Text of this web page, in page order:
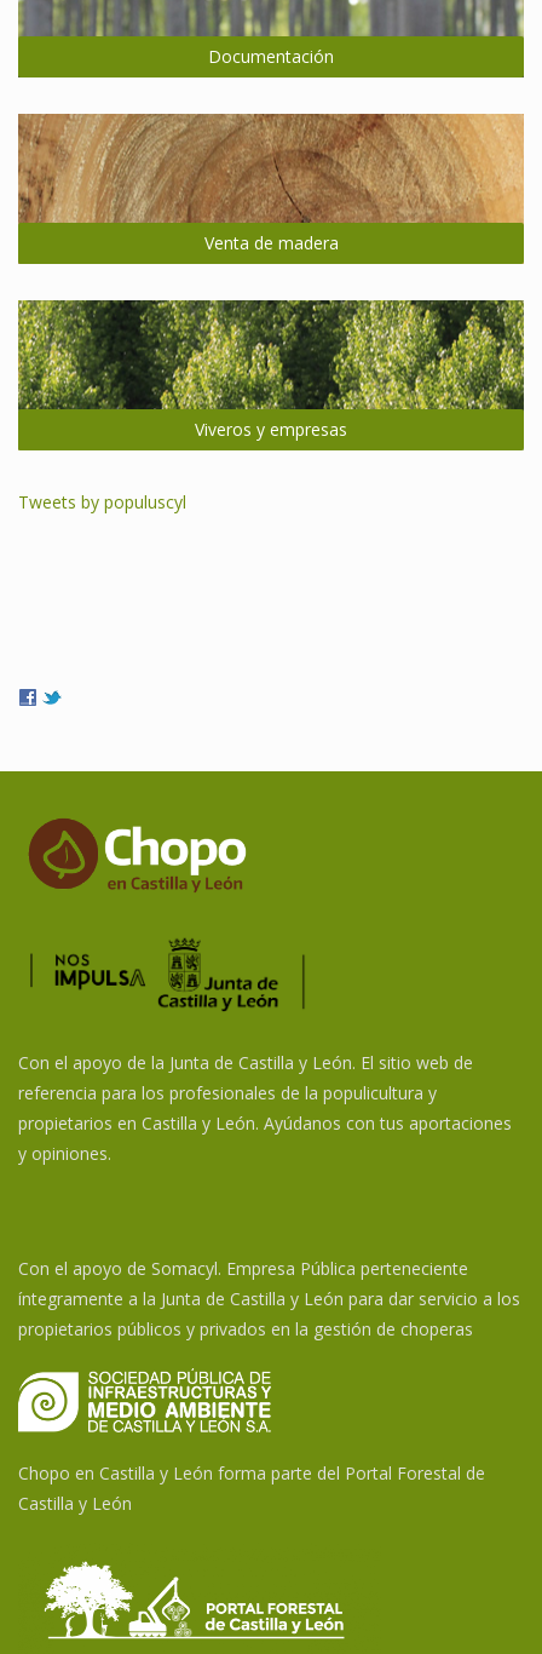
Documentación
Venta de madera
Viveros y empresas
Tweets by populuscyl
Con el apoyo de la Junta de Castilla y León. El sitio web de
referencia para los profesionales de la populicultura y
propietarios en Castilla y León. Ayúdanos con tus aportaciones
y opiniones.
Con el apoyo de Somacyl. Empresa Pública perteneciente
íntegramente a la Junta de Castilla y León para dar servicio a los
propietarios públicos y privados en la gestión de choperas
Chopo en Castilla y León forma parte del Portal Forestal de
Castilla y León